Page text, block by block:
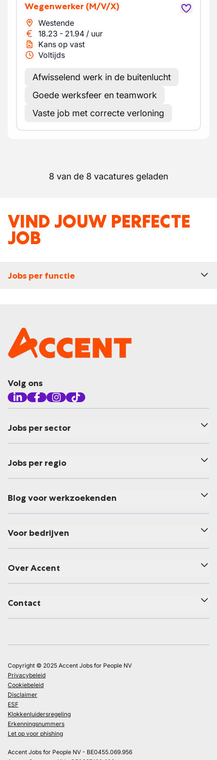
Wegenwerker (M/V/X)
Westende
18.23 - 21.94 / uur
Kans op vast
Voltijds
Afwisselend werk in de buitenlucht
Goede werksfeer en teamwork
Vaste job met correcte verloning
8 van de 8 vacatures geladen
VIND JOUW PERFECTE
JOB
Jobs per functie
Volg ons
Jobs per sector
Jobs per regio
Blog voor werkzoekenden
Voor bedrijven
Over Accent
Contact
Copyright © 2025 Accent Jobs for People NV
Privacybeleid
Cookiebeleid
Disclaimer
ESF
Klokkenluidersregeling
Erkenningsnummers
Let op voor phishing
Accent Jobs for People NV - BE0455.069.956